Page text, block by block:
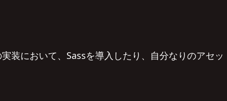
装において、Sassを導入したり、自分なりのアセッ